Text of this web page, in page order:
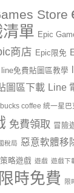
Store
單 Epic
商店 Epic限免
line免費貼圖區教學
圖區下載 Line
coffee 統一星巴
免費領取 冒險
稅局 惡意軟體移
策略遊戲 遊戲 遊戲下
限時免費 限